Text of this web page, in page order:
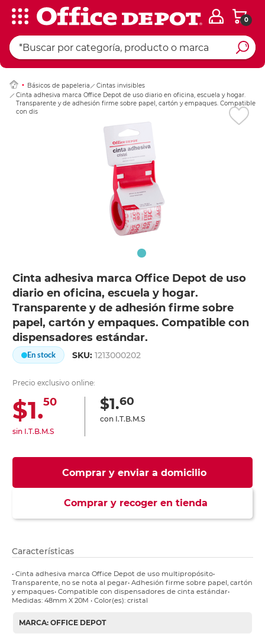
0
Básicos de papeleria
Cintas invisibles
Cinta adhesiva marca Office Depot de uso diario en oficina, escuela y hogar.
Transparente y de adhesión firme sobre papel, cartón y empaques. Compatible
con dispensadores estándar.
Cinta adhesiva marca Office Depot de uso
diario en oficina, escuela y hogar.
Transparente y de adhesión firme sobre
papel, cartón y empaques. Compatible con
dispensadores estándar.
En stock SKU:1213000202
Precio exclusivo online:
$1.50
sin I.T.B.M.S
$1.60
con I.T.B.M.S
Comprar y enviar a domicilio
Comprar y recoger en tienda
Ingresar Codigo
Características
• Cinta adhesiva marca Office Depot de uso multipropósito•
Transparente, no se nota al pegar• Adhesión firme sobre papel, cartón
y empaques• Compatible con dispensadores de cinta estándar•
Medidas: 48mm X 20M • Color(es): cristal
MARCA: OFFICE DEPOT